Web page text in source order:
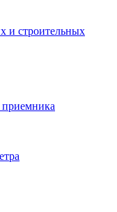
и строительных